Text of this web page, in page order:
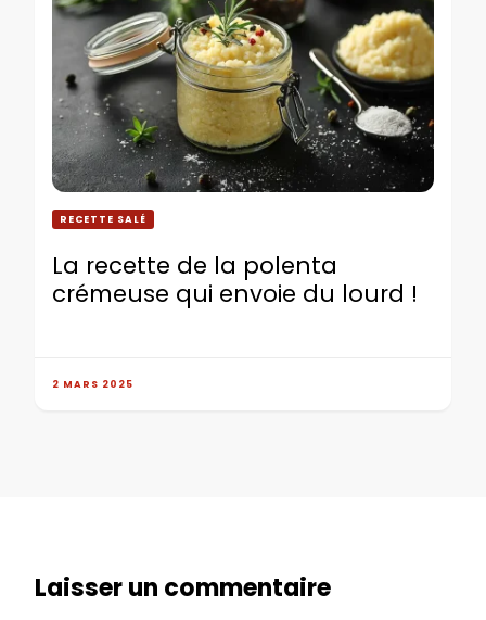
RECETTE SALÉ
La recette de la polenta
crémeuse qui envoie du lourd !
2 MARS 2025
Laisser un commentaire